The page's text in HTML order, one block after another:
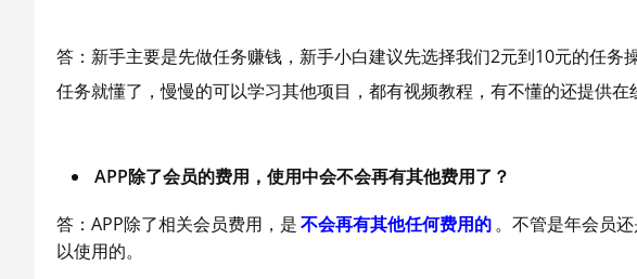
答：新手主要是先做任务赚钱，新手小白建议先选择我们2元到10元的任务
任务就懂了，慢慢的可以学习其他项目，都有视频教程，有不懂的还提供在
APP除了会员的费用，使用中会不会再有其他费用了？
答：APP除了相关会员费用，是不会再有其他任何费用的。不管是年会员
以使用的。